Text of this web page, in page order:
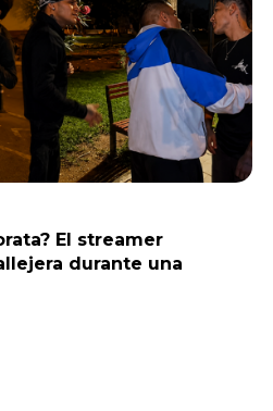
El streamer
durante una